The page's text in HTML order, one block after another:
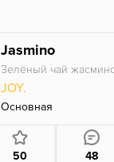
Jasmino
Зелёный чай
JOY.
Основная
50 48